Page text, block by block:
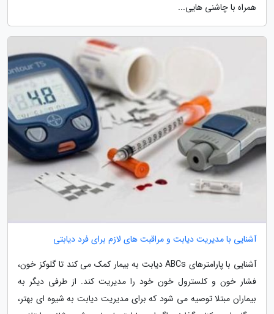
همراه با چاشنی هایی...
آشنایی با مدیریت دیابت و مراقبت های لازم برای فرد دیابتی
آشنایی با پارامترهای ABCs دیابت به بیمار کمک می کند تا گلوکز خون،
فشار خون و کلسترول خون خود را مدیریت کند. از طرفی دیگر به
بیماران مبتلا توصیه می شود که برای مدیریت دیابت به شیوه ای بهتر،